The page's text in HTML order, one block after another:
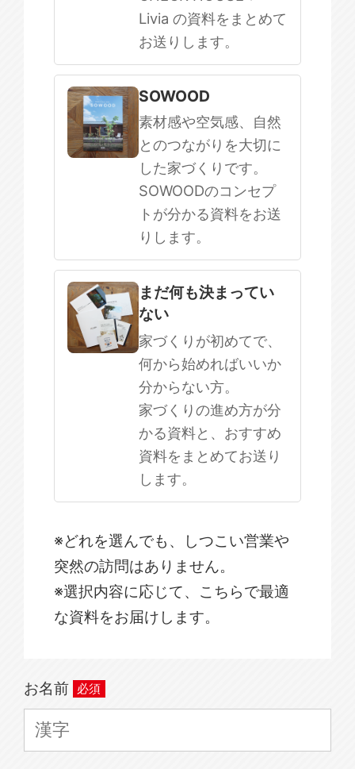
Livia の資料をまとめて
お送りします。
SOWOOD
素材感や空気感、自然
とのつながりを大切に
した家づくりです。
SOWOODのコンセプ
トが分かる資料をお送
りします。
まだ何も決まってい
ない
家づくりが初めてで、
何から始めればいいか
分からない方。
家づくりの進め方が分
かる資料と、おすすめ
資料をまとめてお送り
します。
※どれを選んでも、しつこい営業や
突然の訪問はありません。
※選択内容に応じて、こちらで最適
な資料をお届けします。
お名前